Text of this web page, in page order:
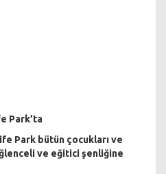
Park’ta
Park bütün çocukları ve
ve eğitici şenliğine